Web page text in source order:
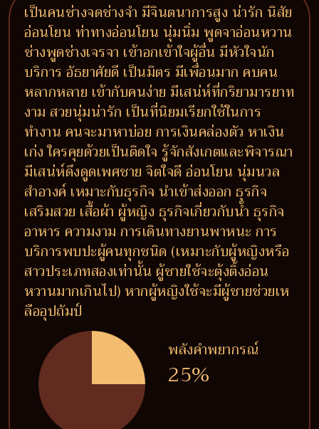
เป็นคนช่างจดช่างจำ มีจินตนาการสูง น่ารัก นิสัย
อ่อนโยน ท่าทางอ่อนโยน นุ่มนิ่ม พูดจาอ่อนหวาน
ช่างพูดช่างเจรจา เข้าอกเข้าใจผู้อื่น มีหัวใจนัก
บริการ อัธยาศัยดี เป็นมิตร มีเพื่อนมาก คบคน
หลากหลาย เข้ากับคนง่าย มีเสน่ห์ที่กริยามารยาท
งาม สวยนุ่มน่ารัก เป็นที่นิยมเรียกใช้ในการ
ทำงาน คนจะมาหาบ่อย การเงินคล่องตัว หาเงิน
เก่ง ใครคุยด้วยเป็นติดใจ รู้จักสังเกตและพิจารณา
มีเสน่ห์ดึงดูดเพศชาย จิตใจดี อ่อนโยน นุ่มนวล
สำอางค์ เหมาะกับธุรกิจ นำเข้าส่งออก ธุรกิจ
เสริมสวย เสื้อผ้า ผู้หญิง ธุรกิจเกี่ยวกับน้ำ ธุรกิจ
อาหาร ความงาม การเดินทางยานพาหนะ การ
บริการพบปะผู้คนทุกชนิด (เหมาะกับผู้หญิงหรือ
สาวประเภทสองเท่านั้น ผู้ชายใช้จะตุ้งติ้งอ่อน
หวานมากเกินไป) หากผู้หญิงใช้จะมีผู้ชายช่วยเห
ลืออุปถัมป์
พลังคำพยากรณ์
25%